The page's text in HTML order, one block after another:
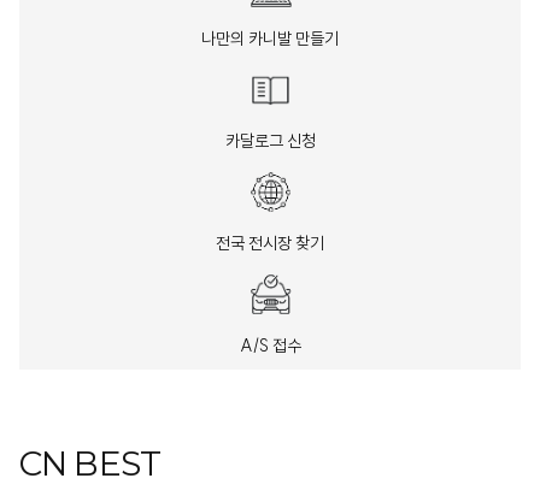
나만의 카니발 만들기
카달로그 신청
전국 전시장 찾기
A/S 접수
CN BEST